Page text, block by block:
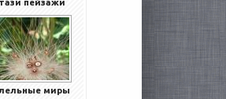
миры